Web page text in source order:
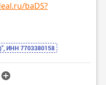
baDS?
ИНН 7703380158